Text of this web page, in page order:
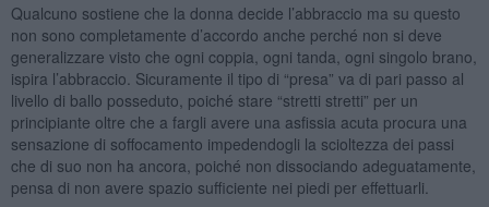
Qualcuno sostiene che la donna decide l’abbraccio ma su questo
non sono completamente d’accordo anche perché non si deve
generalizzare visto che ogni coppia, ogni tanda, ogni singolo brano,
ispira l’abbraccio. Sicuramente il tipo di “presa” va di pari passo al
livello di ballo posseduto, poiché stare “stretti stretti” per un
principiante oltre che a fargli avere una asfissia acuta procura una
sensazione di soffocamento impedendogli la scioltezza dei passi
che di suo non ha ancora, poiché non dissociando adeguatamente,
pensa di non avere spazio sufficiente nei piedi per effettuarli.